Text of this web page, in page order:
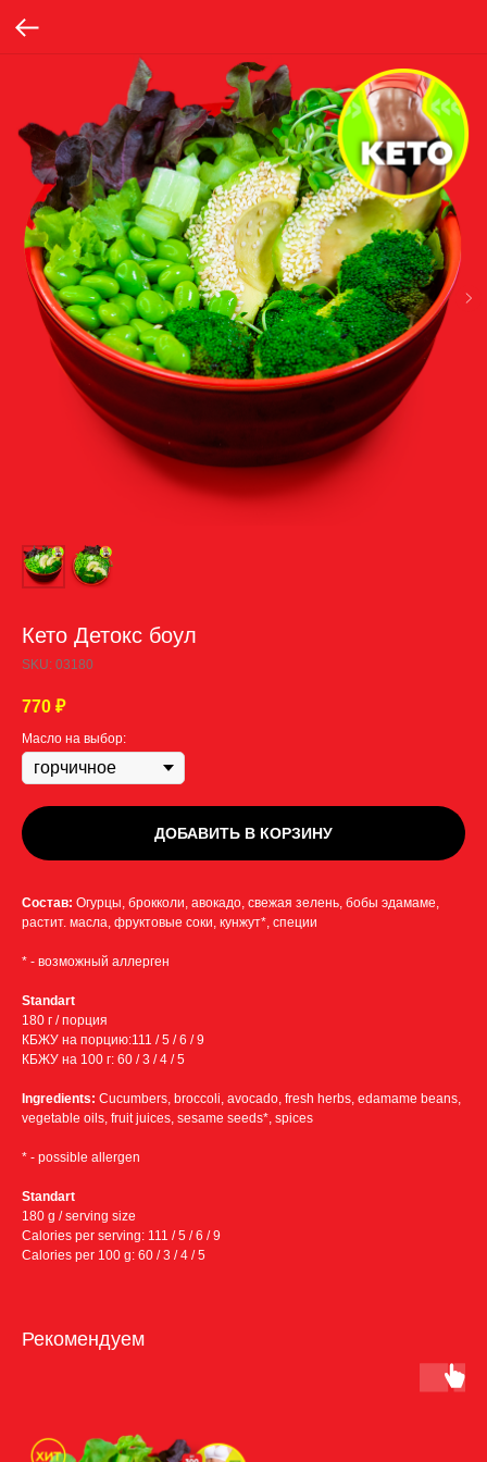
Кето Детокс боул
SKU: 03180
770 ₽
Масло на выбор:
ДОБАВИТЬ В КОРЗИНУ
Состав: Огурцы, брокколи, авокадо, свежая зелень, бобы эдамаме,
растит. масла, фруктовые соки, кунжут*, специи
* - возможный аллерген
Standart
180 г / порция
КБЖУ на порцию:111 / 5 / 6 / 9
КБЖУ на 100 г: 60 / 3 / 4 / 5
Ingredients: Cucumbers, broccoli, avocado, fresh herbs, edamame beans,
vegetable oils, fruit juices, sesame seeds*, spices
* - possible allergen
Standart
180 g / serving size
Calories per serving: 111 / 5 / 6 / 9
Calories per 100 g: 60 / 3 / 4 / 5
Рекомендуем
Бесплатная доставка
в пределах МКАД от 8000 ₽